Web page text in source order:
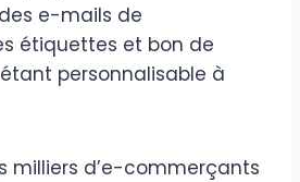
e-mails de
étiquettes et bon de
personnalisable à
milliers d’e-commerçants